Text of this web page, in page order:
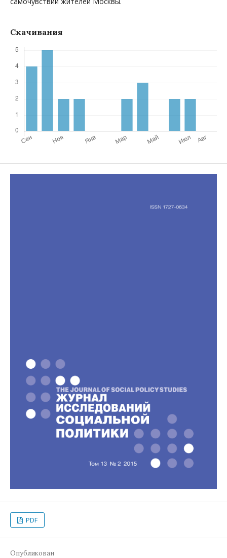
Скачивания
PDF
Опубликован